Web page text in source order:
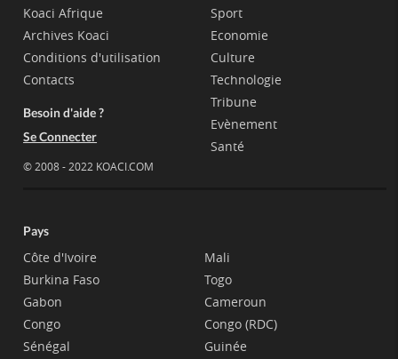
Koaci Afrique
Archives Koaci
Conditions d'utilisation
Contacts
Besoin d'aide ?
Se Connecter
© 2008 - 2022 KOACI.COM
Sport
Economie
Culture
Technologie
Tribune
Evènement
Santé
Pays
Côte d'Ivoire
Burkina Faso
Gabon
Congo
Sénégal
Mali
Togo
Cameroun
Congo (RDC)
Guinée